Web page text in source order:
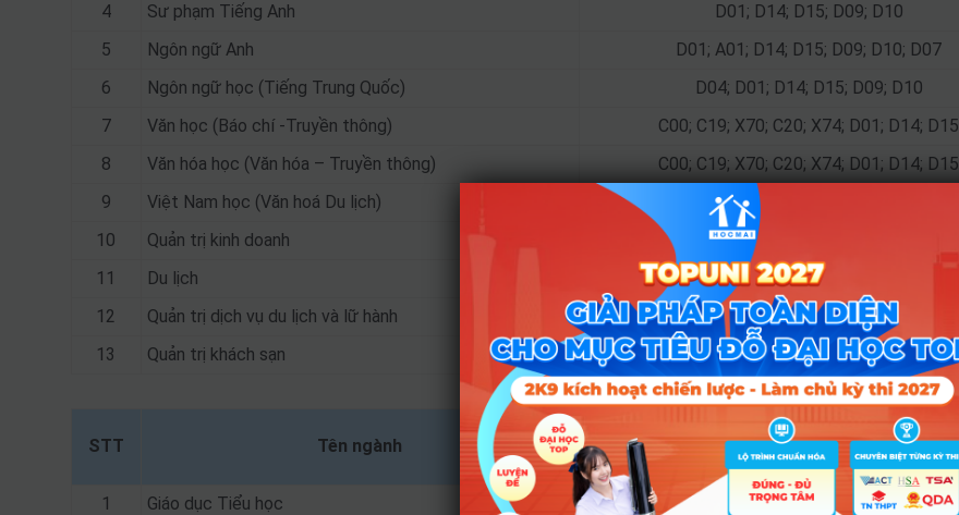
4
Sư phạm Tiếng Anh D01; D14; D15; D09; D10
5
Ngôn ngữ Anh D01; A01; D14; D15; D09; D10; D07
6
Ngôn ngữ học (Tiếng Trung Quốc) D04; D01; D14; D15; D09; D10
7
Văn học (Báo chí -Truyền thông) C00; C19; X70; C20; X74; D01; D14; D15
8
Văn hóa học (Văn hóa – Truyền thông) C00; C19; X70; C20; X74; D01; D14; D15
9
Việt Nam học (Văn hoá Du lịch) C00; C19; X70; C20; X74; D01; D14; D15
10
Quản trị kinh doanh D01; A01; D09; D10; A00; X10; X06
11
Du lịch C00; D14; D15; D01; D10; D09; A01; D07
12
Quản trị dịch vụ du lịch và lữ hành D01; D10; D09; B08; A01; D07; A00
13
Quản trị khách sạn D01; D10; D09; B08; A01; D07; A00
STT Tên ngành Tổ hợp
1
Giáo dục Tiểu học D01; C04; C03; C01; B03; C02